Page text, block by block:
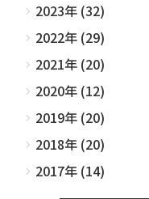
2023年 (32)
2022年 (29)
2021年 (20)
2020年 (12)
2019年 (20)
2018年 (20)
2017年 (14)